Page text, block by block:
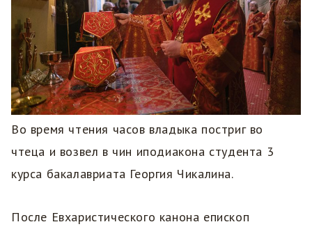
Во время чтения часов владыка постриг во
чтеца и возвел в чин иподиакона студента 3
курса бакалавриата Георгия Чикалина.
После Евхаристического канона епископ